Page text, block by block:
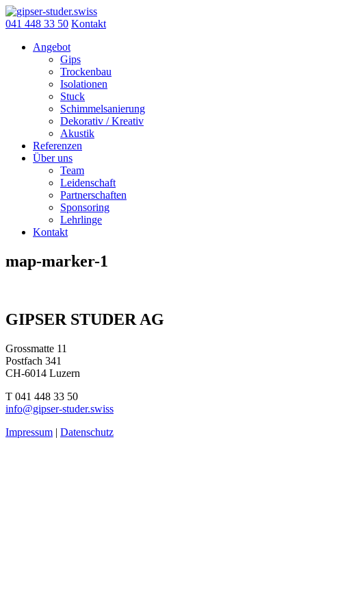
Skip
to
041 448 33 50 Kontakt
Angebot
Gips
Trockenbau
Isolationen
Stuck
Schimmelsanierung
Dekorativ / Kreativ
Akustik
Referenzen
Über uns
Team
Leidenschaft
Partnerschaften
Sponsoring
Lehrlinge
Kontakt
map-marker-1
Beitragsnavigation
GIPSER STUDER AG
Grossmatte 11
Postfach 341
CH-6014 Luzern
T 041 448 33 50
info@gipser-studer.swiss
Impressum | Datenschutz